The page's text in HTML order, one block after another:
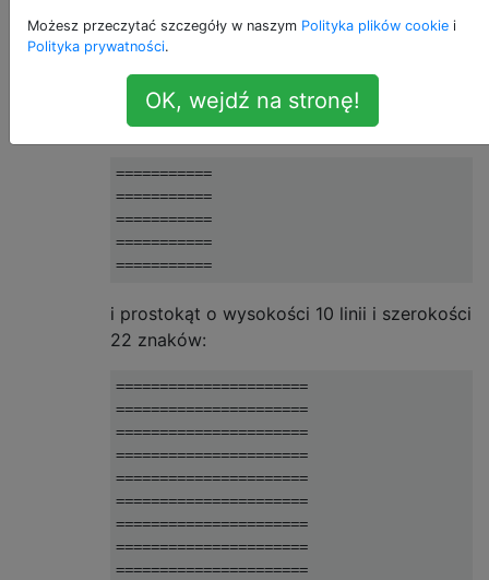
Dwa prostokąty sąpodobne,jeśli proporcje
ich boków są takie same.
Rozważ te dwa prostokąty; prostokąt o
wysokości 5 linii i szerokości 11 znaków:
===========
===========
===========
===========
i prostokąt o wysokości 10 linii i szerokości
22 znaków:
======================
======================
======================
======================
======================
======================
======================
======================
======================
Możesz przeczytać szczegóły w naszym Polityka plików cookie i
Polityka prywatności.
OK, wejdź na stronę!